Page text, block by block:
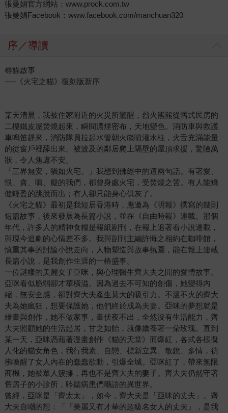
張曼娟官方網站：www.prock.com.tw
張曼娟Facebook：www.facebook.com/manchuan320
序／導讀
尋貓啟事
──《火宅之貓》復刻版新序
某天清晨，我被住家附近的火災所驚醒，烈火熊熊從舊式民房的
二樓鐵皮屋焚燒起來，瞬間濃煙密布，天地變色。消防車與救護
車鳴笛趕來，消防隊員拉起水管朝火燄噴灌水柱，火舌充滿能量
的從窗戶裡舔出來。被波及的鄰居爬上隔壁的屋頂求援，驚險萬
狀，令人焦慮不安。
「三界無安，猶如火宅。」我想到佛經中的這兩句話。有著愛、
恨、貪、嗔、癡的我們，都曾身處火宅，受焚燒之苦。有人能矯
健輕盈的跳脫而出；有人卻只能身心俱灰了。
《火宅之貓》最初是我短居香港時，應邀為《明報》撰寫的幾則
短篇故事，後來發展為長篇小說，並在《自由時報》連載。那個
年代，許多人的精神食糧是報紙副刊，在報上追著看小說連載，
與現今追劇的心情差不多。我與副刊主編許悔之相約在咖啡館，
慎重其事的討論小說走向，人物塑造與故事氛圍，能在報上連載
長篇小說，是我創作生涯的一樁盛事。
一位謎樣的美麗女子亞咪，與心理醫生齊大夫之間的愛情故事。
亞咪看似脆弱卻才華橫溢。因為過去不可知的創傷，她變得內
縮，無安全感，卻對齊大夫產生莫大的吸引力。不溫不火的齊大
夫為她瘋狂，想要保護她，他們終於成為夫妻。亞咪的夢想就是
繪畫與創作，她不做家事，晝伏夜不出，全然沒有生活能力，齊
大夫照顧她的生活起居，甘之如飴，就像嬌養著一朵玫瑰。直到
某一天，亞咪憑藉著漫畫創作《貓的天堂》而爆紅，各式各樣擬
人化的貓女角色，我行我素、自戀、標新立異、敏銳、多情，彷
彿喚醒了女人內在的蠢蠢欲動，引爆全城。亞咪紅了，帶來無限
商機，她被眾人簇擁，再也不是齊大夫的妻子。齊大夫仍然守著
舊房子的小診所，聆聽病患們囈語的異世界。
曾經，亞咪是「齊太太」，如今，齊大夫是「亞咪的丈夫」。齊
大夫自嘲的想：「『美麗又有才華的超級名女人的丈夫』，是我